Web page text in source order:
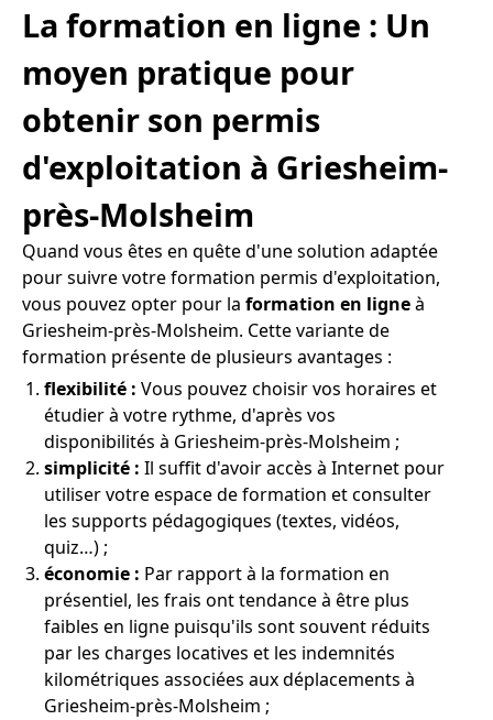
La formation en ligne : Un
moyen pratique pour
obtenir son permis
d'exploitation à Griesheim-
près-Molsheim
Quand vous êtes en quête d'une solution adaptée
pour suivre votre formation permis d'exploitation,
vous pouvez opter pour la formation en ligneà
Griesheim-près-Molsheim. Cette variante de
formation présente de plusieurs avantages :
flexibilité : Vous pouvez choisir vos horaires et
étudier à votre rythme, d'après vos
disponibilités à Griesheim-près-Molsheim ;
simplicité : Il suffit d'avoir accès à Internet pour
utiliser votre espace de formation et consulter
les supports pédagogiques (textes, vidéos,
quiz…) ;
économie : Par rapport à la formation en
présentiel, les frais ont tendance à être plus
faibles en ligne puisqu'ils sont souvent réduits
par les charges locatives et les indemnités
kilométriques associées aux déplacements à
Griesheim-près-Molsheim ;